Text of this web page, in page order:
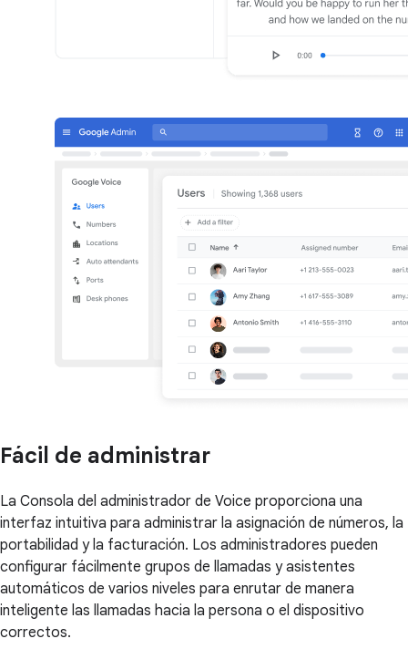
Fácil de administrar
La Consola del administrador de Voice proporciona una
interfaz intuitiva para administrar la asignación de números, la
portabilidad y la facturación. Los administradores pueden
configurar fácilmente grupos de llamadas y asistentes
automáticos de varios niveles para enrutar de manera
inteligente las llamadas hacia la persona o el dispositivo
correctos.